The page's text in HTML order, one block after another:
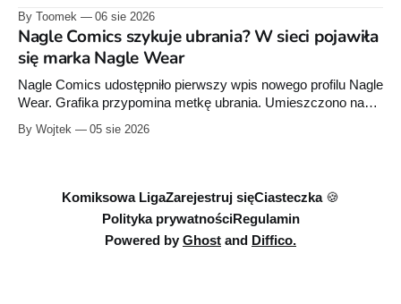
historię w jednej serii książek czy komiksów, Lucasfilm
zdecydował się stworzyć rozbudowany projekt wydawniczy
obejmujący powieści dla dorosłych, młodzieży i młodszych
czytelników, komiksy Marvela i Dark Horse'a, słuchowiska
oraz opowiadania. Wszystkie te elementy wzajemnie się
uzupełniają, tworząc
By Toomek 06 sie 2026
Nagle Comics szykuje ubrania? W sieci pojawiła
się marka Nagle Wear
Nagle Comics udostępniło pierwszy wpis nowego profilu Nagle
Wear. Grafika przypomina metkę ubrania. Umieszczono na
niej informacje „100% cotton”, „Made in Poland” oraz symbole
dotyczące prania. Powstała też osobna domena internetowa
By Wojtek 05 sie 2026
Komiksowa LigaZarejestruj sięCiasteczka 🍪
Polityka prywatnościRegulamin
Powered by Ghost and Diffico.